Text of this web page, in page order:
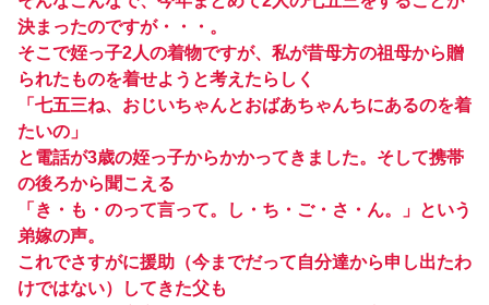
決まったのですが・・・。
そこで姪っ子2人の着物ですが、私が昔母方の祖母から贈
られたものを着せようと考えたらしく
「七五三ね、おじいちゃんとおばあちゃんちにあるのを着
たいの」
と電話が3歳の姪っ子からかかってきました。そして携帯
の後ろから聞こえる
「き・も・のって言って。し・ち・ご・さ・ん。」という
弟嫁の声。
これでさすがに援助（今までだって自分達から申し出たわ
けではない）してきた父も